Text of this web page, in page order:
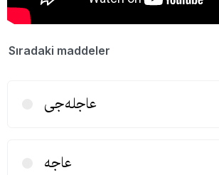
Sıradaki maddeler
عاجله‌جی
عاجه